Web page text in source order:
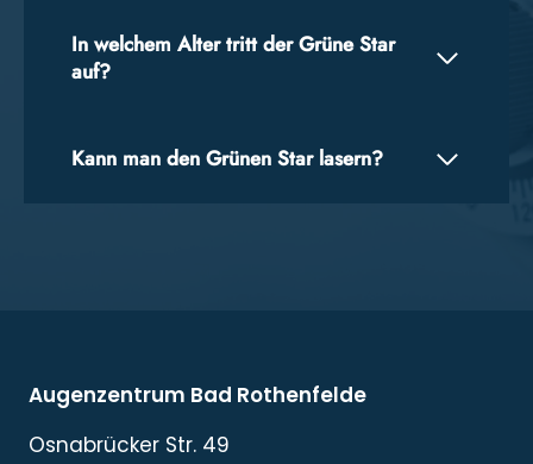
In welchem Alter tritt der Grüne Star
auf?
Kann man den Grünen Star lasern?
Augenzentrum Bad Rothenfelde
Osnabrücker Str. 49